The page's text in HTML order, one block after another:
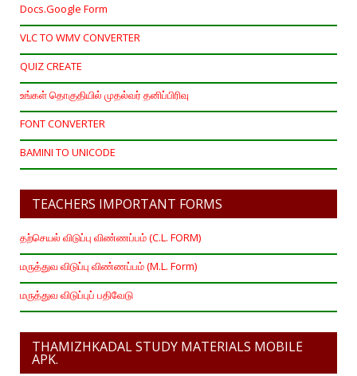
Docs.Google Form
VLC TO WMV CONVERTER
QUIZ CREATE
உங்கள் தொகுதியில் முதல்வர் தனிப்பிரிவு
FONT CONVERTER
BAMINI TO UNICODE
TEACHERS IMPORTANT FORMS
தற்செயல் விடுப்பு விண்ணப்பம் (C.L. FORM)
மருத்துவ விடுப்பு விண்ணப்பம் (M.L. Form)
மருத்துவ விடுப்புப் பதிவேடு
THAMIZHKADAL STUDY MATERIALS MOBILE
APK.